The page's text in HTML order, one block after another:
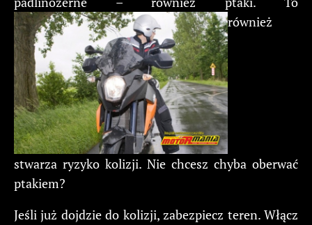
również
stwarza ryzyko kolizji. Nie chcesz chyba oberwać
ptakiem?
Jeśli już dojdzie do kolizji, zabezpiecz teren. Włącz